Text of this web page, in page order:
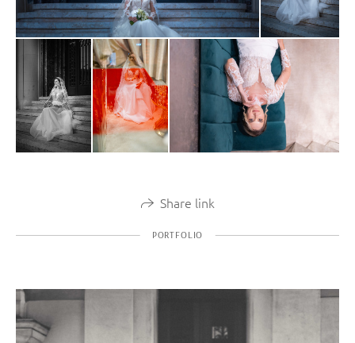
Share link
PORTFOLIO